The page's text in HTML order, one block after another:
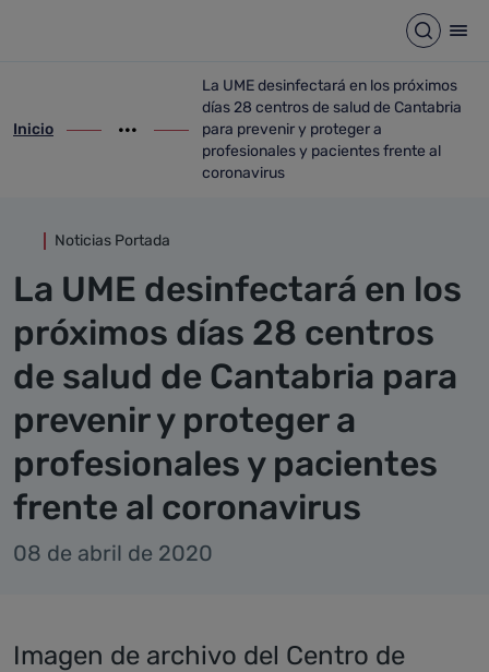
Abrir
ir-a inicio
Inicio
Mostrar opciones del camino de migas
ir-a La UME desinfectará en los
La UME desinfectará en los próximos
días 28 centros de salud de Cantabria
para prevenir y proteger a
profesionales y pacientes frente al
coronavirus
Noticias Portada
La UME desinfectará en los
próximos días 28 centros
de salud de Cantabria para
prevenir y proteger a
profesionales y pacientes
frente al coronavirus
08 de abril de 2020
Imagen de archivo del Centro de